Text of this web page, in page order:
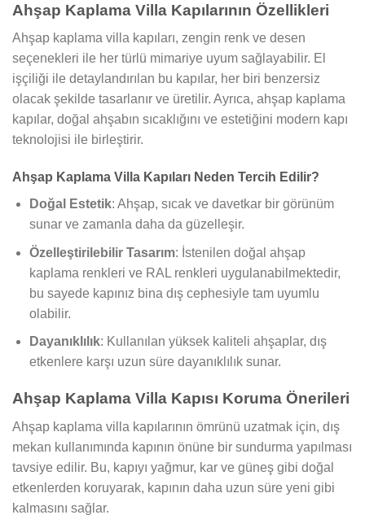
Ahşap Kaplama Villa Kapılarının Özellikleri
Ahşap kaplama villa kapıları, zengin renk ve desen
seçenekleri ile her türlü mimariye uyum sağlayabilir. El
işçiliği ile detaylandırılan bu kapılar, her biri benzersiz
olacak şekilde tasarlanır ve üretilir. Ayrıca, ahşap kaplama
kapılar, doğal ahşabın sıcaklığını ve estetiğini modern kapı
teknolojisi ile birleştirir.
Ahşap Kaplama Villa Kapıları Neden Tercih Edilir?
Doğal Estetik: Ahşap, sıcak ve davetkar bir görünüm
sunar ve zamanla daha da güzelleşir.
Özelleştirilebilir Tasarım: İstenilen doğal ahşap
kaplama renkleri ve RAL renkleri uygulanabilmektedir,
bu sayede kapınız bina dış cephesiyle tam uyumlu
olabilir.
Dayanıklılık: Kullanılan yüksek kaliteli ahşaplar, dış
etkenlere karşı uzun süre dayanıklılık sunar.
Ahşap Kaplama Villa Kapısı Koruma Önerileri
Ahşap kaplama villa kapılarının ömrünü uzatmak için, dış
mekan kullanımında kapının önüne bir sundurma yapılması
tavsiye edilir. Bu, kapıyı yağmur, kar ve güneş gibi doğal
etkenlerden koruyarak, kapının daha uzun süre yeni gibi
kalmasını sağlar.